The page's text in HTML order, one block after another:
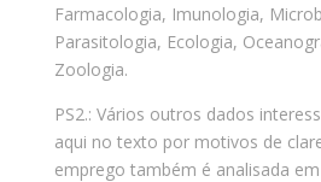
Farmacologia, Imunologia,
Parasitologia, Ecologia,
Zoologia.
PS2.: Vários outros dados
aqui no texto por motivos de
emprego também é analisada